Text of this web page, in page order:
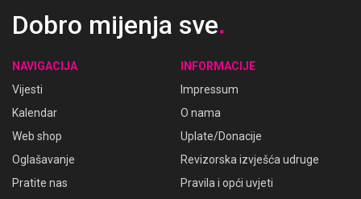
Dobro mijenja sve.
NAVIGACIJA
Vijesti
Kalendar
Web shop
Oglašavanje
Pratite nas
INFORMACIJE
Impressum
O nama
Uplate/Donacije
Revizorska izvješća udruge
Pravila i opći uvjeti